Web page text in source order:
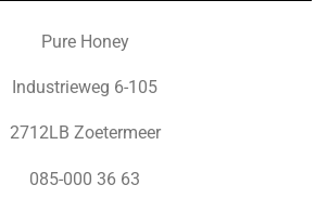
Pure Honey
Industrieweg 6-105
2712LB Zoetermeer
085-000 36 63